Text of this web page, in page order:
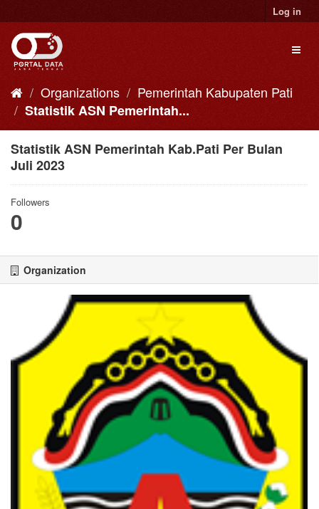
to
content
Log in
Organizations
Pemerintah Kabupaten Pati
Statistik ASN Pemerintah...
Statistik ASN Pemerintah Kab.Pati Per Bulan
Juli 2023
Followers
0
Organization